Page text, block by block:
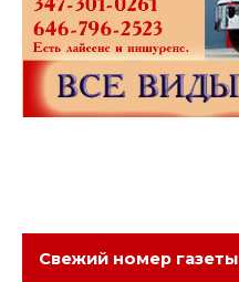
Свежий номер газеты